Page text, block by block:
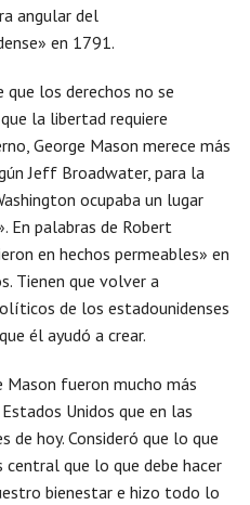
angular del
en 1791.
que los derechos no se
la libertad requiere
George Mason merece más
Jeff Broadwater, para la
ocupaba un lugar
En palabras de Robert
en hechos permeables» en
Tienen que volver a
de los estadounidenses
él ayudó a crear.
Mason fueron mucho más
Unidos que en las
de hoy. Consideró que lo que
que lo que debe hacer
bienestar e hizo todo lo